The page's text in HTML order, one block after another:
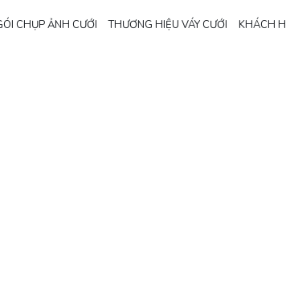
CHỤP ẢNH CƯỚI THƯƠNG HIỆU VÁY CƯỚI KHÁCH